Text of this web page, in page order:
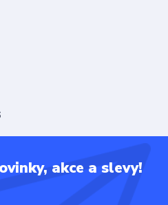
akce a slevy!